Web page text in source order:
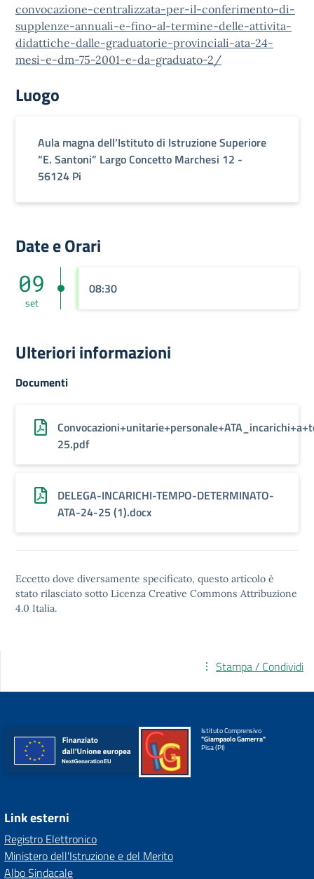
convocazione-centralizzata-per-il-conferimento-di-
supplenze-annuali-e-fino-al-termine-delle-attivita-
didattiche-dalle-graduatorie-provinciali-ata-24-
mesi-e-dm-75-2001-e-da-graduato-2/
Luogo
Aula magna dell’Istituto di Istruzione Superiore
“E. Santoni” Largo Concetto Marchesi 12 -
56124 Pi
Date e Orari
09
set
08:30
Ulteriori informazioni
Documenti
25.pdf
DELEGA-INCARICHI-TEMPO-DETERMINATO-
ATA-24-25 (1).docx
Eccetto dove diversamente specificato, questo articolo è
stato rilasciato sotto Licenza Creative Commons Attribuzione
4.0 Italia.
Stampa / Condividi
Istituto Comprensivo
"Giampaolo Gamerra"
Pisa (PI)
Link esterni
Registro Elettronico
Ministero dell'Istruzione e del Merito
Albo Sindacale